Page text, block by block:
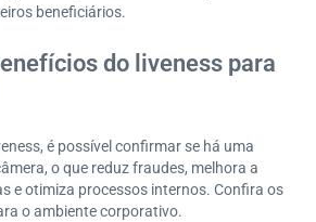
beneficiários.
do liveness para
é possível confirmar se há uma
o que reduz fraudes, melhora a
e otimiza processos internos. Confira os
o ambiente corporativo.